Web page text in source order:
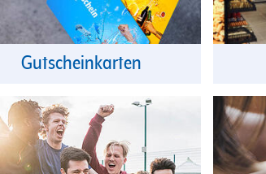
Gutscheinkarten